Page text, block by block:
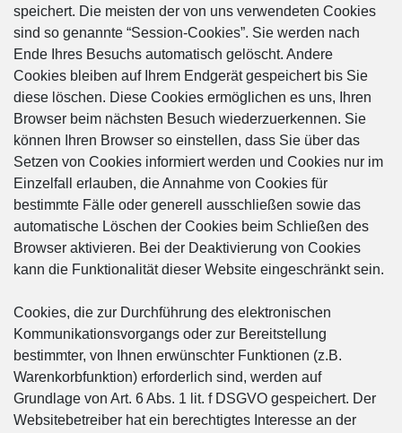
speichert. Die meisten der von uns verwendeten Cookies
sind so genannte “Session-Cookies”. Sie werden nach
Ende Ihres Besuchs automatisch gelöscht. Andere
Cookies bleiben auf Ihrem Endgerät gespeichert bis Sie
diese löschen. Diese Cookies ermöglichen es uns, Ihren
Browser beim nächsten Besuch wiederzuerkennen. Sie
können Ihren Browser so einstellen, dass Sie über das
Setzen von Cookies informiert werden und Cookies nur im
Einzelfall erlauben, die Annahme von Cookies für
bestimmte Fälle oder generell ausschließen sowie das
automatische Löschen der Cookies beim Schließen des
Browser aktivieren. Bei der Deaktivierung von Cookies
kann die Funktionalität dieser Website eingeschränkt sein.
Cookies, die zur Durchführung des elektronischen
Kommunikationsvorgangs oder zur Bereitstellung
bestimmter, von Ihnen erwünschter Funktionen (z.B.
Warenkorbfunktion) erforderlich sind, werden auf
Grundlage von Art. 6 Abs. 1 lit. f DSGVO gespeichert. Der
Websitebetreiber hat ein berechtigtes Interesse an der